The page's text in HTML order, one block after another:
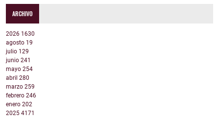
ARCHIVO
2026 1630
agosto 19
julio 129
junio 241
mayo 254
abril 280
marzo 259
febrero 246
enero 202
2025 4171